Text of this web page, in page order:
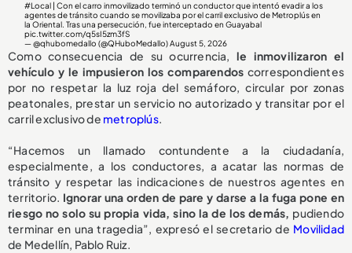
#Local | Con el carro inmovilizado terminó un conductor que intentó evadir a los
agentes de tránsito cuando se movilizaba por el carril exclusivo de Metroplús en
la Oriental. Tras una persecución, fue interceptado en Guayabal
pic.twitter.com/q5sI5zm3fS
— @qhubomedallo (@QHuboMedallo)August 5, 2026
Como consecuencia de su ocurrencia, le inmovilizaron el
vehículo y le impusieron los comparendos correspondientes
por no respetar la luz roja del semáforo, circular por zonas
peatonales, prestar un servicio no autorizado y transitar por el
carril exclusivo de metroplús.
“Hacemos un llamado contundente a la ciudadanía,
especialmente, a los conductores, a acatar las normas de
tránsito y respetar las indicaciones de nuestros agentes en
territorio. Ignorar una orden de pare y darse a la fuga pone en
riesgo no solo su propia vida, sino la de los demás, pudiendo
terminar en una tragedia”, expresó el secretario de Movilidad
de Medellín, Pablo Ruiz.